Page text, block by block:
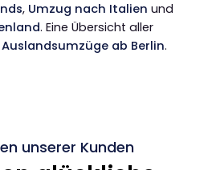
, Umzug nach Italien und
. Eine Übersicht aller
Auslandsumzüge ab Berlin.
unserer Kunden